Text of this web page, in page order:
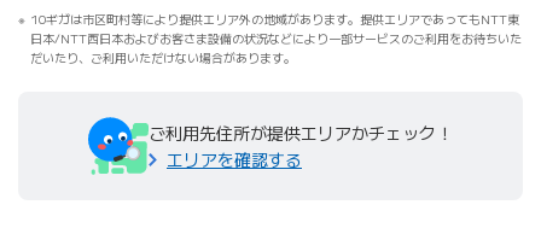
10ギガは市区町村等により提供エリア外の地域があります。提供エリアであってもNTT東
日本/NTT西日本およびお客さま設備の状況などにより一部サービスのご利用をお待ちいた
だいたり、ご利用いただけない場合があります。
ご利用先住所が提供エリアかチェック！
エリアを確認する